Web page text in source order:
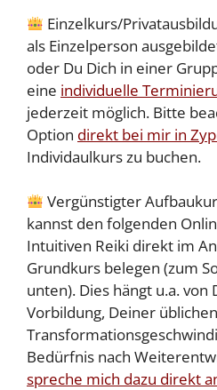
Einzelkurs/
als Einzelperson
oder Du Dich in einer
eine individuelle
jederzeit möglich. Bitte
Option direkt bei mir in
Individaulkurs zu buchen.
Vergünstigter
kannst den folgenden
Intuitiven Reiki direkt im
Grundkurs belegen (zum
unten). Dies hängt u.a.
Vorbildung, Deiner
Bedürfnis nach
spreche mich dazu direkt